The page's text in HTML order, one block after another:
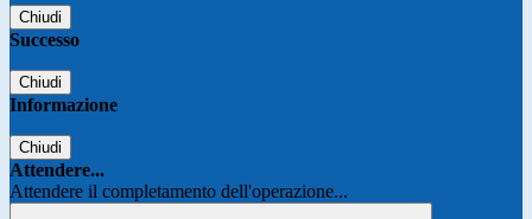
Chiudi
Successo
Chiudi
Informazione
Chiudi
Attendere...
Attendere il completamento dell'operazione...